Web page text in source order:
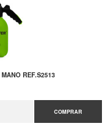
REF.S2513
COMPRAR